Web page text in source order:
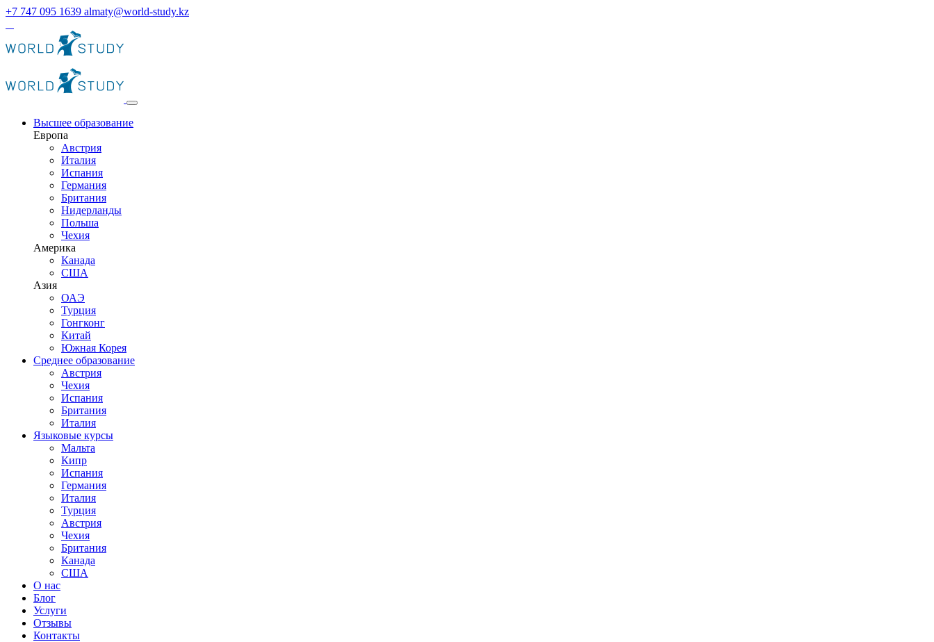
+7 747 095 1639 almaty@world-study.kz
Высшее образование
Европа
Австрия
Италия
Испания
Германия
Британия
Нидерланды
Польша
Чехия
Америка
Канада
США
Азия
ОАЭ
Турция
Гонгконг
Китай
Южная Корея
Среднее образование
Австрия
Чехия
Испания
Британия
Италия
Языковые курсы
Мальта
Кипр
Испания
Германия
Италия
Турция
Австрия
Чехия
Британия
Канада
США
О нас
Блог
Услуги
Отзывы
Контакты